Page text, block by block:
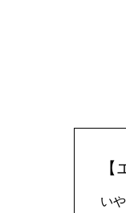
い